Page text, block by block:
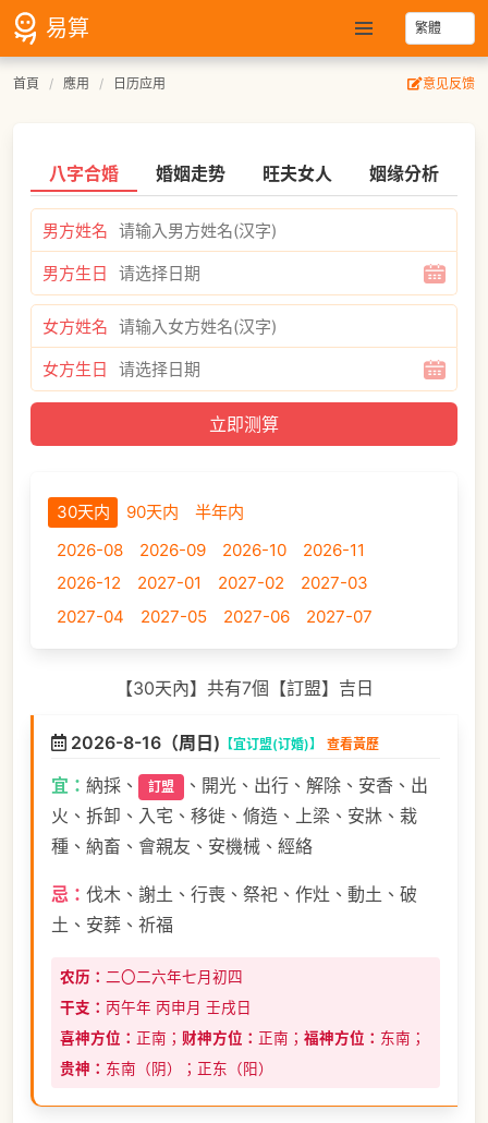
易算
首頁 應用 日历应用 意见反馈
八字合婚 婚姻走势 旺夫女人 姻缘分析
男方姓名
男方生日
女方姓名
女方生日
30天内 90天内
半年内
2026-08
2026-09 2026-10
2026-11
2026-12
2027-01 2027-02
2027-03
2027-04
2027-05 2027-06 2027-07
【30天內】共有7個【訂盟】吉日
2026-8-16（周日) 【宜订盟(订婚)】 查看黃歷
宜： 納採、 訂盟
、開光、出行、解除、安香、出
火、拆卸、入宅、移徙、脩造、上梁、安牀、栽
種、納畜、會親友、安機械、經絡
忌： 伐木、謝土、行喪、祭祀、作灶、動土、破
土、安葬、祈福
农历： 二〇二六年七月初四
干支： 丙午年 丙申月 壬戌日
喜神方位： 正南； 财神方位： 正南； 福神方位： 东南；
贵神： 东南（阴）；正东（阳）